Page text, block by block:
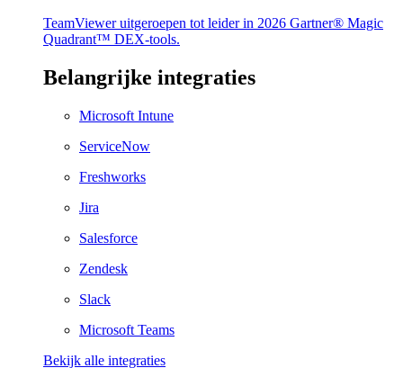
TeamViewer uitgeroepen tot leider in 2026 Gartner® Magic
Quadrant™ DEX-tools.
Belangrijke integraties
Microsoft Intune
ServiceNow
Freshworks
Jira
Salesforce
Zendesk
Slack
Microsoft Teams
Bekijk alle integraties